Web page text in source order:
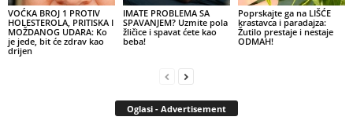
VOĆKA BROJ 1 PROTIV
HOLESTEROLA, PRITISKA I
MOŽDANOG UDARA: Ko
je jede, bit će zdrav kao
drijen
IMATE PROBLEMA SA
SPAVANJEM? Uzmite pola
žličice i spavat ćete kao
beba!
Poprskajte ga na LIŠĆE
krastavca i paradajza:
Žutilo prestaje i nestaje
ODMAH!
Oglasi - Advertisement